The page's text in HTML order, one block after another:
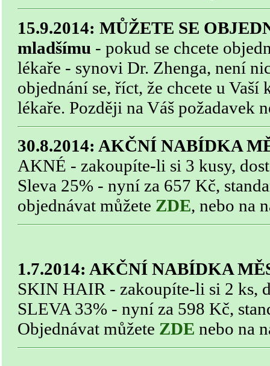
15.9.2014: MŮŽETE SE
mladšímu - pokud se chcete
lékaře - synovi Dr. Zhenga, není
objednání se, říct, že chcete u Vaší
lékaře. Později na Váš požadavek
30.8.2014: AKČNÍ NABÍDKA
AKNÉ - zakoupíte-li si 3 kusy,
Sleva 25% - nyní za 657 Kč,
objednávat můžete ZDE, nebo na
1.7.2014: AKČNÍ NABÍDKA
SKIN HAIR - zakoupíte-li si 2 ks,
SLEVA 33% - nyní za 598 Kč,
Objednávat můžete ZDE nebo na